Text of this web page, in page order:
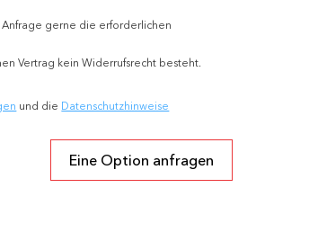
gerne die erforderlichen
Vertrag kein Widerrufsrecht besteht.
und die Datenschutzhinweise
Eine Option anfragen